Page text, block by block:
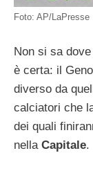
Foto: AP/LaPresse
Non si sa
è certa: il
diverso da
calciatori che
dei quali
nella Capitale.